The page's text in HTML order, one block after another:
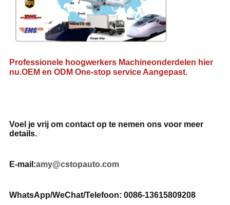
Professionele hoogwerkers Machineonderdelen hier
nu.OEM en ODM One-stop service Aangepast.
Voel je vrij om contact op te nemen ons voor meer
details.
E-mail:amy@cstopauto.com
WhatsApp/WeChat/Telefoon: 0086-13615809208